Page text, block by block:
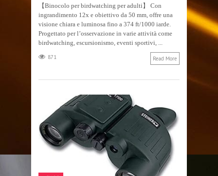
【Binocolo per birdwatching per adulti】 Con
ingrandimento 12x e obiettivo da 50 mm, offre una
visione chiara e luminosa fino a 374 ft/1000 iarde.
Progettato per l’osservazione in varie attività come
birdwatching, escursionismo, eventi sportivi, ...
871 Read More